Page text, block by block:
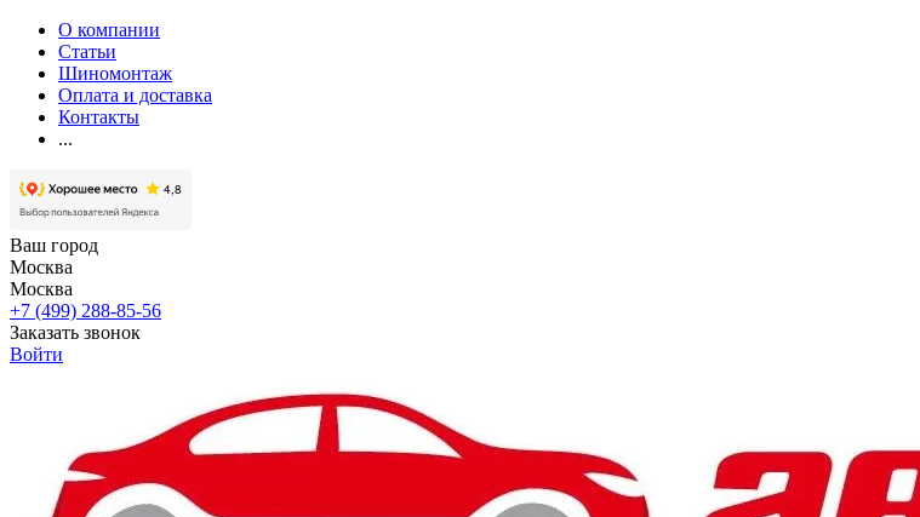
О компании
Статьи
Шиномонтаж
Оплата и доставка
Контакты
...
Ваш город
Москва
Москва
+7 (499) 288-85-56
Заказать звонок
Войти